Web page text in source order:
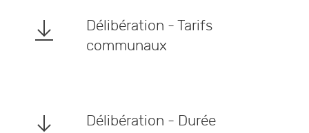
Délibération - Tarifs
communaux
Délibération - Durée